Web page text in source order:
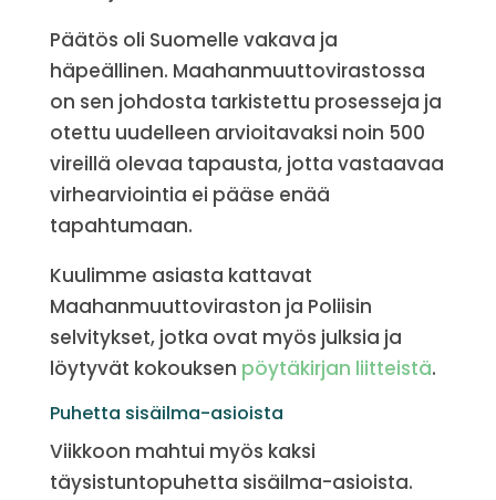
Päätös oli Suomelle vakava ja
häpeällinen. Maahanmuuttovirastossa
on sen johdosta tarkistettu prosesseja ja
otettu uudelleen arvioitavaksi noin 500
vireillä olevaa tapausta, jotta vastaavaa
virhearviointia ei pääse enää
tapahtumaan.
Kuulimme asiasta kattavat
Maahanmuuttoviraston ja Poliisin
selvitykset, jotka ovat myös julksia ja
löytyvät kokouksen pöytäkirjan liitteistä.
Puhetta sisäilma-asioista
Viikkoon mahtui myös kaksi
täysistuntopuhetta sisäilma-asioista.